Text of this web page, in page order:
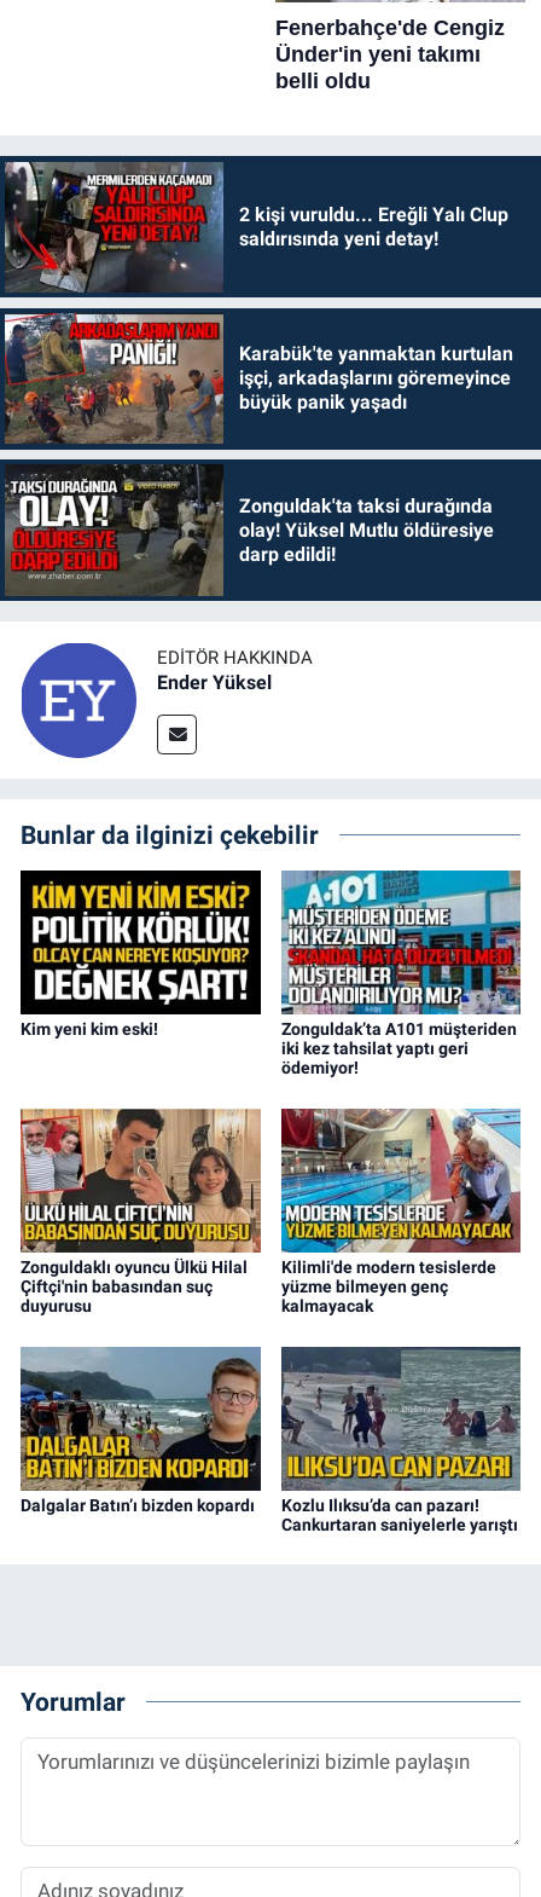
2 kişi vuruldu... Ereğli Yalı Clup
saldırısında yeni detay!
Karabük'te yanmaktan kurtulan
işçi, arkadaşlarını göremeyince
büyük panik yaşadı
Zonguldak'ta taksi durağında
olay! Yüksel Mutlu öldüresiye
darp edildi!
EDITÖR HAKKINDA
Ender Yüksel
Bunlar da ilginizi çekebilir
Kim yeni kim eski!
Zonguldak’ta A101 müşteriden
iki kez tahsilat yaptı geri
ödemiyor!
Zonguldaklı oyuncu Ülkü Hilal
Çiftçi'nin babasından suç
duyurusu
Kilimli'de modern tesislerde
yüzme bilmeyen genç
kalmayacak
Dalgalar Batın’ı bizden kopardı
Kozlu Ilıksu’da can pazarı!
Cankurtaran saniyelerle yarıştı
Yorumlar